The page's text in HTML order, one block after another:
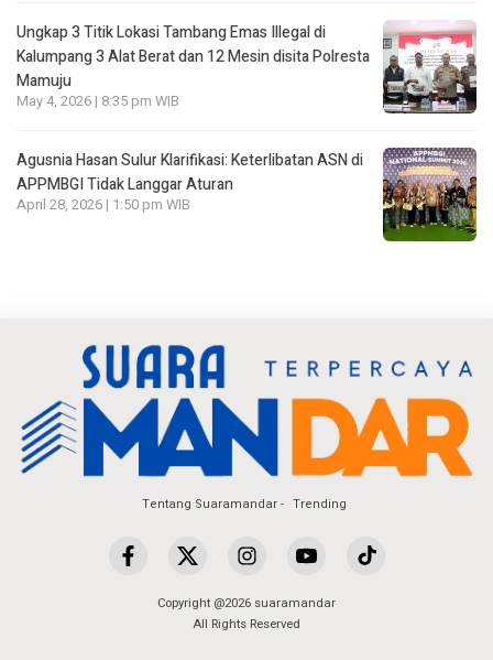
Ungkap 3 Titik Lokasi Tambang Emas Illegal di
Kalumpang 3 Alat Berat dan 12 Mesin disita Polresta
Mamuju
May 4, 2026 | 8:35 pm WIB
Agusnia Hasan Sulur Klarifikasi: Keterlibatan ASN di
APPMBGI Tidak Langgar Aturan
April 28, 2026 | 1:50 pm WIB
Tentang Suaramandar Trending
Copyright @2026 suaramandar
All Rights Reserved